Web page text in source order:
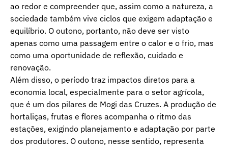
ao redor e compreender que, assim como a natureza, a
sociedade também vive ciclos que exigem adaptação e
equilíbrio. O outono, portanto, não deve ser visto
apenas como uma passagem entre o calor e o frio, mas
como uma oportunidade de reflexão, cuidado e
renovação.
Além disso, o período traz impactos diretos para a
economia local, especialmente para o setor agrícola,
que é um dos pilares de Mogi das Cruzes. A produção de
hortaliças, frutas e flores acompanha o ritmo das
estações, exigindo planejamento e adaptação por parte
dos produtores. O outono, nesse sentido, representa